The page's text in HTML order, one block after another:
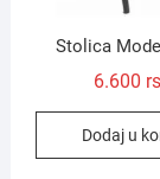
Stolica
6.600
Dodaj u